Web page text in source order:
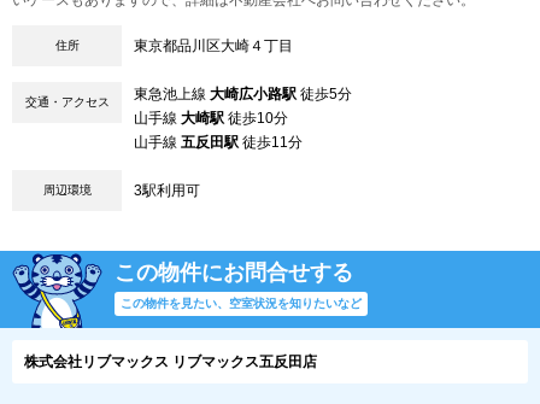
住所 東京都品川区大崎４丁目
交通・アクセス 東急池上線 大崎広小路駅 徒歩5分
山手線 大崎駅 徒歩10分
山手線 五反田駅 徒歩11分
周辺環境 3駅利用可
この物件にお問合せする
この物件を見たい、空室状況を知りたいなど
株式会社リブマックス リブマックス五反田店